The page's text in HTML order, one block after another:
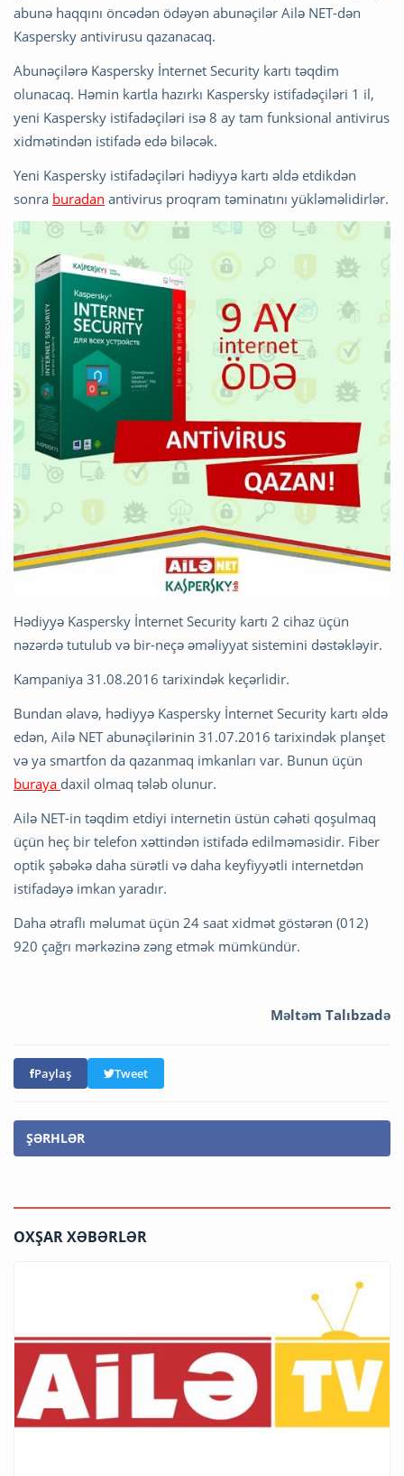
abunə haqqını öncədən ödəyən abunəçilər Ailə NET-dən
Kaspersky antivirusu qazanacaq.
Abunəçilərə Kaspersky İnternet Security kartı təqdim
olunacaq. Həmin kartla hazırkı Kaspersky istifadəçiləri 1 il,
yeni Kaspersky istifadəçiləri isə 8 ay tam funksional antivirus
xidmətindən istifadə edə biləcək.
Yeni Kaspersky istifadəçiləri hədiyyə kartı əldə etdikdən
sonra buradan antivirus proqram təminatını yükləməlidirlər.
Hədiyyə Kaspersky İnternet Security kartı 2 cihaz üçün
nəzərdə tutulub və bir-neçə əməliyyat sistemini dəstəkləyir.
Kampaniya 31.08.2016 tarixindək keçərlidir.
Bundan əlavə, hədiyyə Kaspersky İnternet Security kartı əldə
edən, Ailə NET abunəçilərinin 31.07.2016 tarixindək planşet
və ya smartfon da qazanmaq imkanları var. Bunun üçün
buraya daxil olmaq tələb olunur.
Ailə NET-in təqdim etdiyi internetin üstün cəhəti qoşulmaq
üçün heç bir telefon xəttindən istifadə edilməməsidir. Fiber
optik şəbəkə daha sürətli və daha keyfiyyətli internetdən
istifadəyə imkan yaradır.
Daha ətraflı məlumat üçün 24 saat xidmət göstərən (012)
920 çağrı mərkəzinə zəng etmək mümkündür.
Məltəm Talıbzadə
Paylaş Tweet
ŞƏRHLƏR
OXŞAR XƏBƏRLƏR